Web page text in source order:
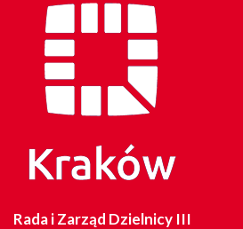
Rada i Zarząd Dzielnicy III